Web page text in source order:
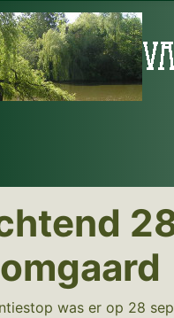
was er op 28